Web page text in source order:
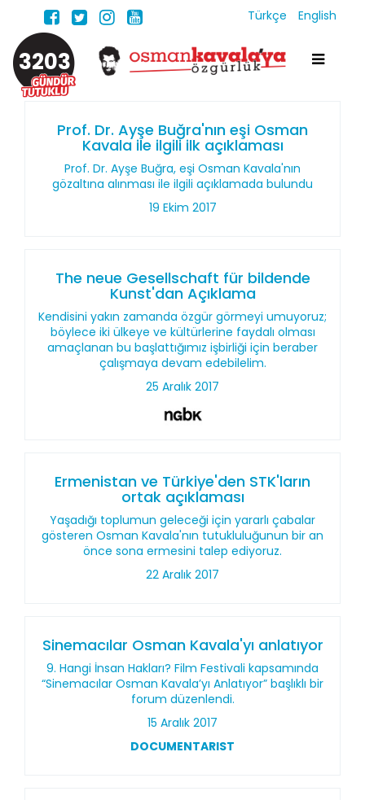
Türkçe English
3203
Prof. Dr. Ayşe Buğra'nın eşi Osman
Kavala ile ilgili ilk açıklaması
Prof. Dr. Ayşe Buğra, eşi Osman Kavala'nın
gözaltına alınması ile ilgili açıklamada bulundu
19 Ekim 2017
The neue Gesellschaft für bildende
Kunst'dan Açıklama
Kendisini yakın zamanda özgür görmeyi umuyoruz;
böylece iki ülkeye ve kültürlerine faydalı olması
amaçlanan bu başlattığımız işbirliği için beraber
çalışmaya devam edebilelim.
25 Aralık 2017
Ermenistan ve Türkiye'den STK'ların
ortak açıklaması
Yaşadığı toplumun geleceği için yararlı çabalar
gösteren Osman Kavala'nın tutukluluğunun bir an
önce sona ermesini talep ediyoruz.
22 Aralık 2017
Sinemacılar Osman Kavala'yı anlatıyor
9. Hangi İnsan Hakları? Film Festivali kapsamında
“Sinemacılar Osman Kavala’yı Anlatıyor” başlıklı bir
forum düzenlendi.
15 Aralık 2017
DOCUMENTARIST